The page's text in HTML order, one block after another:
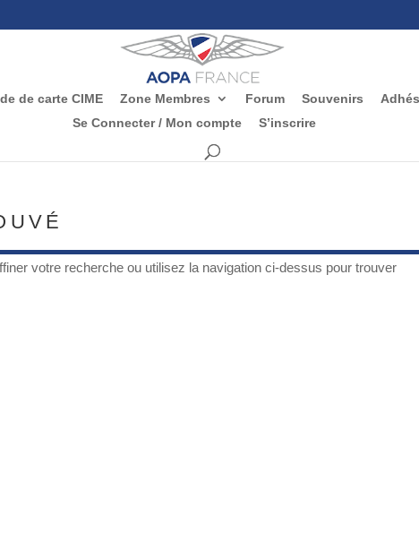
de carte CIME Zone Membres Forum Souvenirs
Se Connecter / Mon compte
S’inscrire
votre recherche ou utilisez la navigation ci-dessus pour trouver